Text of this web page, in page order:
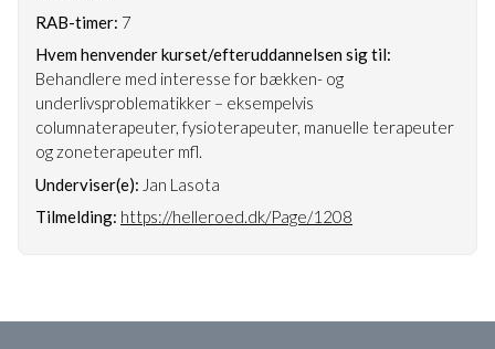
RAB-timer: 7
Hvem henvender kurset/efteruddannelsen sig til:
Behandlere med interesse for bækken- og
underlivsproblematikker – eksempelvis
columnaterapeuter, fysioterapeuter, manuelle terapeuter
og zoneterapeuter mfl.
Underviser(e): Jan Lasota
Tilmelding: https://helleroed.dk/Page/1208